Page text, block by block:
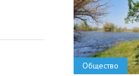
Общество